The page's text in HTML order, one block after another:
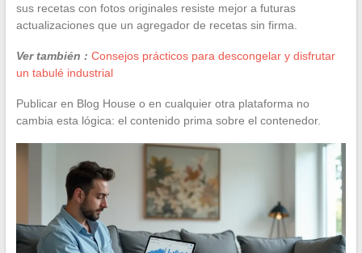
sus recetas con fotos originales resiste mejor a futuras
actualizaciones que un agregador de recetas sin firma.
Ver también : Consejos prácticos para descongelar y disfrutar
un tabulé industrial
Publicar en Blog House o en cualquier otra plataforma no
cambia esta lógica: el contenido prima sobre el contenedor.